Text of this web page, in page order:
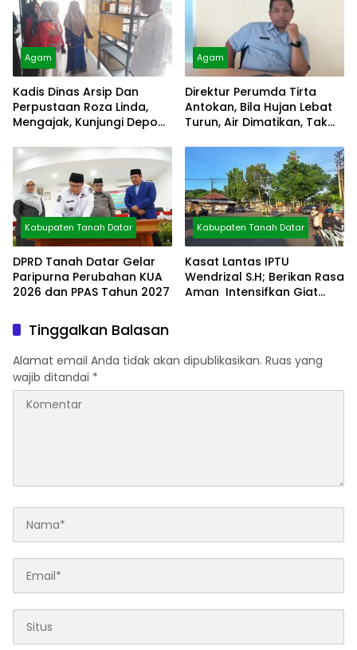
Agam
Kadis Dinas Arsip Dan
Perpustaan Roza Linda,
Mengajak, Kunjungi Depo
Agam
Direktur Perumda Tirta
Antokan, Bila Hujan Lebat
Turun, Air Dimatikan, Tak
Kabupaten Tanah Datar
DPRD Tanah Datar Gelar
Paripurna Perubahan KUA
2026 dan PPAS Tahun 2027
Kabupaten Tanah Datar
Kasat Lantas IPTU
Wendrizal S.H; Berikan Rasa
Aman Intensifkan Giat
Tinggalkan Balasan
Alamat email Anda tidak akan dipublikasikan. Ruas yang
wajib ditandai *